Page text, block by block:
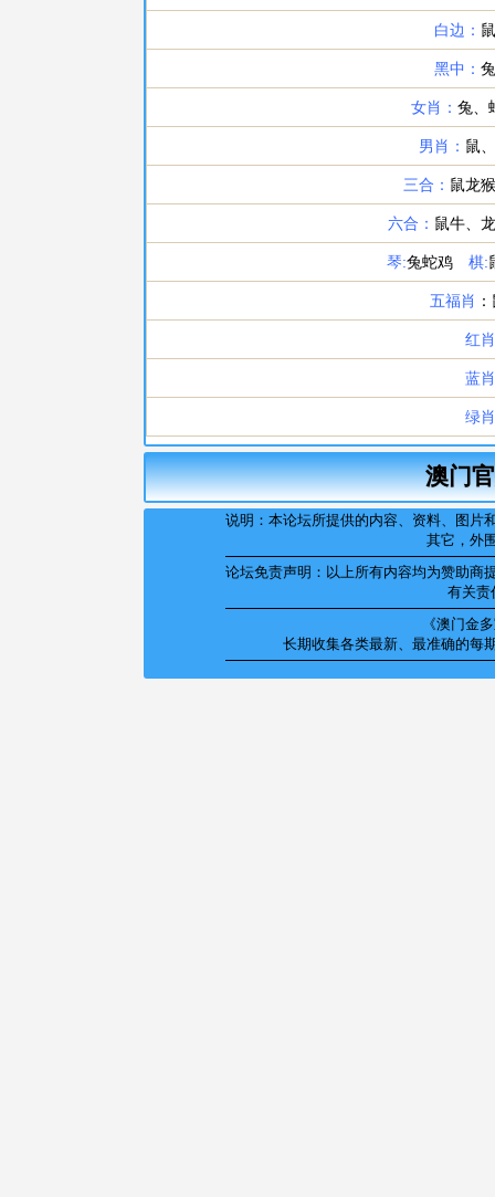
澳门
说明：本论坛所提供的内容、资料、图
其它，外
论坛免责声明：以上所有内容均为赞助商
有关责
《澳门金
长期收集各类最新、最准确的每